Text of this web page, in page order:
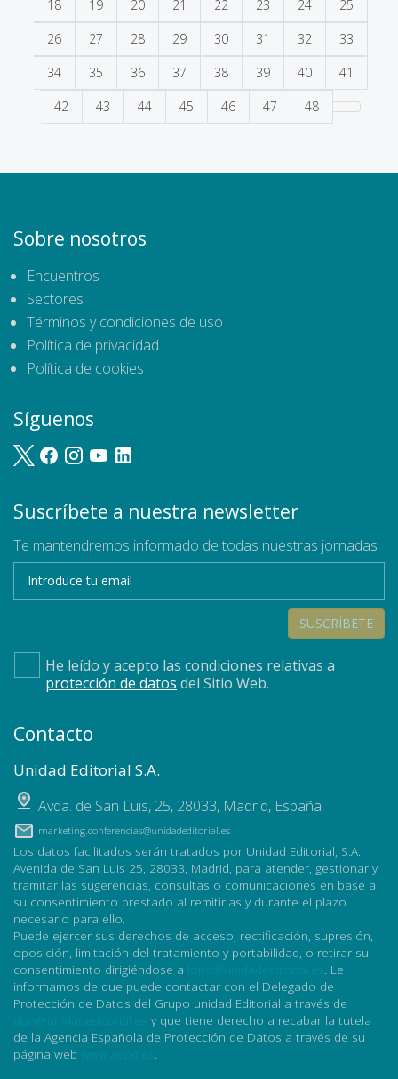
18
19 20 21 22 23 24
25
26
27 28 29 30 31 32
33
34
35 36 37 38 39 40
41
42
43 44 45 46 47 48
Sobre nosotros
Encuentros
Sectores
Términos y condiciones de uso
Política de privacidad
Política de cookies
Síguenos
Suscríbete a nuestra newsletter
Te mantendremos informado de todas nuestras jornadas
SUSCRÍBETE
He leído y acepto las condiciones relativas a
protección de datos del Sitio Web.
Contacto
Unidad Editorial S.A.
Avda. de San Luis, 25, 28033, Madrid, España
marketing.conferencias@unidadeditorial.es
Los datos facilitados serán tratados por Unidad Editorial, S.A.
Avenida de San Luis 25, 28033, Madrid, para atender, gestionar y
tramitar las sugerencias, consultas o comunicaciones en base a
su consentimiento prestado al remitirlas y durante el plazo
necesario para ello.
Puede ejercer sus derechos de acceso, rectificación, supresión,
oposición, limitación del tratamiento y portabilidad, o retirar su
consentimiento dirigiéndose a
. Le
informamos de que puede contactar con el Delegado de
Protección de Datos del Grupo unidad Editorial a través de
y que tiene derecho a recabar la tutela
de la Agencia Española de Protección de Datos a través de su
página web
.